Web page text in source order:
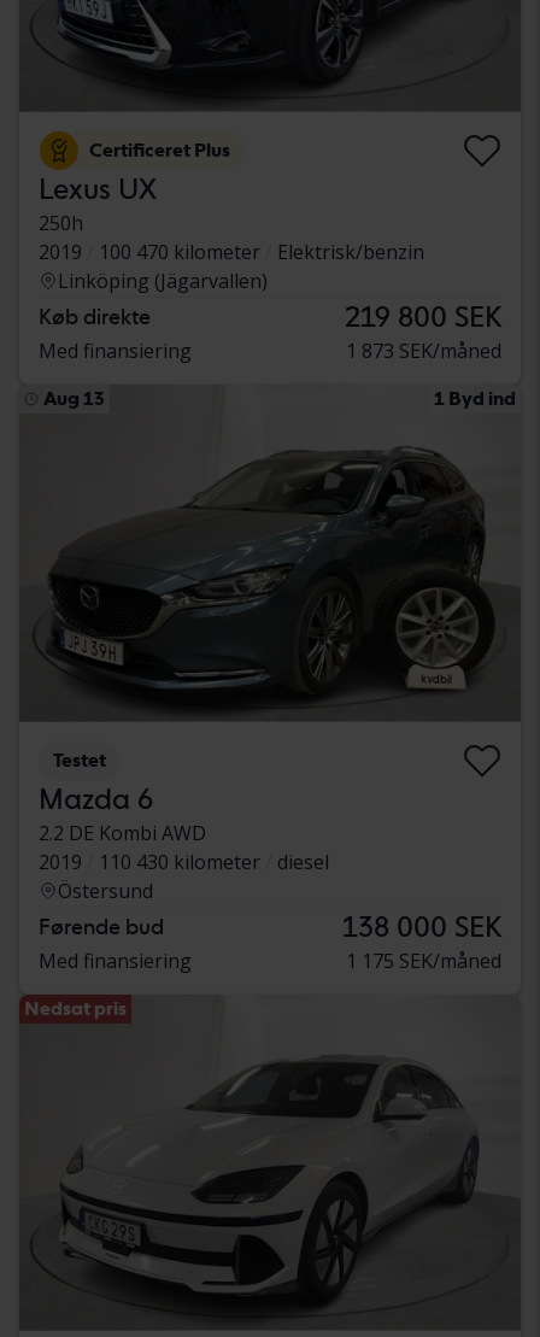
Certificeret Plus
Lexus UX
250h
2019
100 470 kilometer
Elektrisk/benzin
Linköping (Jägarvallen)
Køb direkte 219 800 SEK
Med finansiering 1 873 SEK/måned
Aug 13 1 Byd ind
Testet
Mazda 6
2.2 DE Kombi AWD
2019
110 430 kilometer
diesel
Östersund
Førende bud 138 000 SEK
Med finansiering 1 175 SEK/måned
Nedsat pris